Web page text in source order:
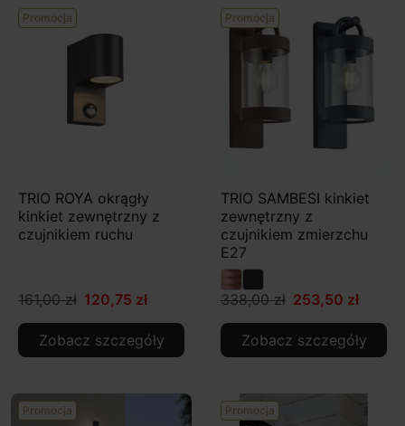
Promocja
TRIO ROYA okrągły
kinkiet zewnętrzny z
czujnikiem ruchu
161,00 zł 120,75 zł
Zobacz szczegóły
Promocja
TRIO SAMBESI kinkiet
zewnętrzny z
czujnikiem zmierzchu
E27
338,00 zł 253,50 zł
Zobacz szczegóły
Promocja Promocja